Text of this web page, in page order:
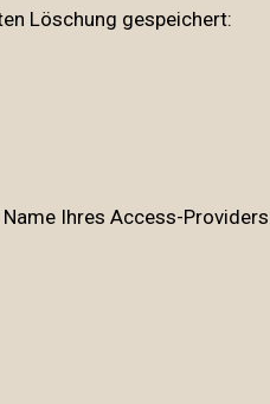
Löschung gespeichert:
Ihres Access-